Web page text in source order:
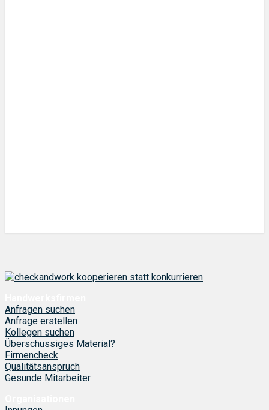
Anfragen suchen
Anfrage erstellen
Kollegen suchen
Überschüssiges Material?
Firmencheck
Qualitätsanspruch
Gesunde Mitarbeiter